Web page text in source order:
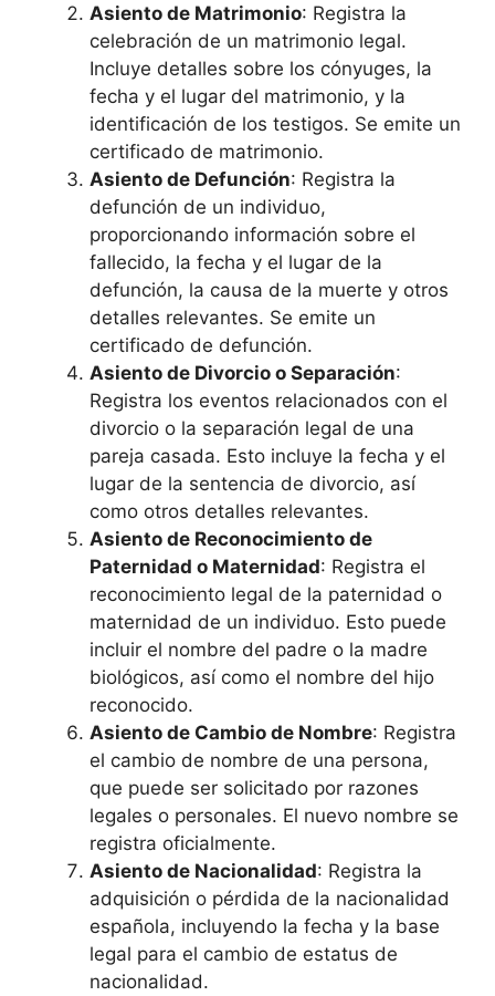
Asiento de Matrimonio: Registra la
celebración de un matrimonio legal.
Incluye detalles sobre los cónyuges, la
fecha y el lugar del matrimonio, y la
identificación de los testigos. Se emite un
certificado de matrimonio.
Asiento de Defunción: Registra la
defunción de un individuo,
proporcionando información sobre el
fallecido, la fecha y el lugar de la
defunción, la causa de la muerte y otros
detalles relevantes. Se emite un
certificado de defunción.
Asiento de Divorcio o Separación:
Registra los eventos relacionados con el
divorcio o la separación legal de una
pareja casada. Esto incluye la fecha y el
lugar de la sentencia de divorcio, así
como otros detalles relevantes.
Asiento de Reconocimiento de
Paternidad o Maternidad: Registra el
reconocimiento legal de la paternidad o
maternidad de un individuo. Esto puede
incluir el nombre del padre o la madre
biológicos, así como el nombre del hijo
reconocido.
Asiento de Cambio de Nombre: Registra
el cambio de nombre de una persona,
que puede ser solicitado por razones
legales o personales. El nuevo nombre se
registra oficialmente.
Asiento de Nacionalidad: Registra la
adquisición o pérdida de la nacionalidad
española, incluyendo la fecha y la base
legal para el cambio de estatus de
nacionalidad.